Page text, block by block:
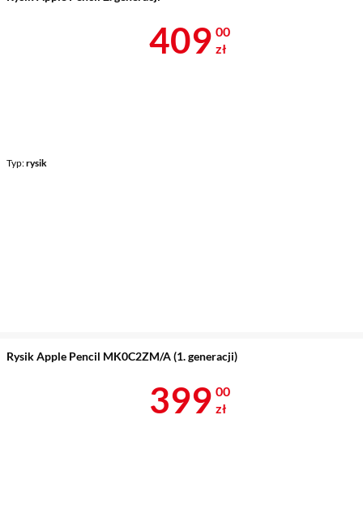
Typ rysik
Cena 409 zł
409 00
zł
Rysik Apple Pencil MK0C2ZM/A (1. generacji)
Cena 399 zł
399 00
zł